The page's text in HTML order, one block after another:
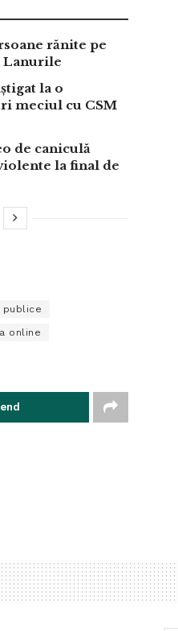
rănite pe
Lanurile
la o
meciul cu CSM
de caniculă
la final de
publice
online